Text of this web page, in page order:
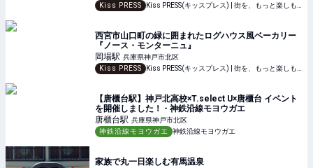
Kiss PRESS
西宮市山口町の緑に囲まれたログハウス風ベーカリー
『ノース・モンターニュ』
岡場駅 兵庫県神戸市北区
Kiss PRESS
【唐櫃台駅】神戸北高校×T.select U×唐櫃台 イベント
を開催しました！ - 神鉄沿線モヨウガエ
唐櫃台駅 兵庫県神戸市北区
神鉄沿線モヨウガエ
神鉄沿線モヨウガエ
家族で丸一日楽しむ有馬温泉